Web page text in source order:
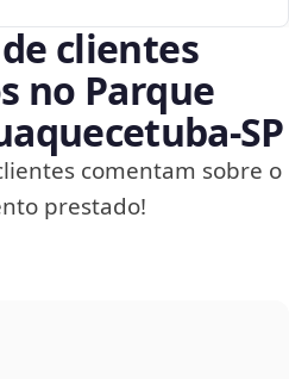
clientes
no Parque
comentam sobre o
prestado!